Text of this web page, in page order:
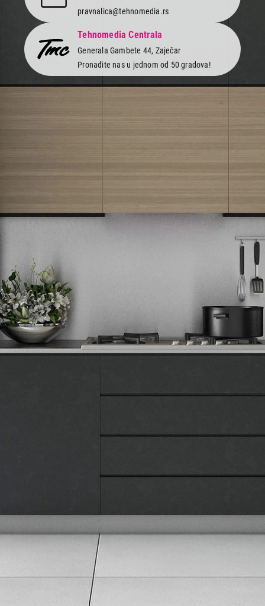
pravnalica@tehnomedia.rs
Tehnomedia Centrala
Generala Gambete 44, Zaječar
Pronađite nas u jednom od 50 gradova!
Tehnomedia
O nama
Naše prodavnice
Korisnički servis
Reklamacije i servis